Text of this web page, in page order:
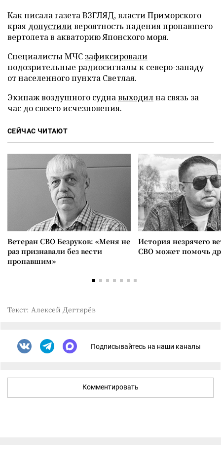
Как писала газета ВЗГЛЯД, власти Приморского
края допустиливероятность падения пропавшего
вертолета в акваторию Японского моря.
Специалисты МЧС зафиксировали
подозрительные радиосигналы к северо-западу
от населенного пункта Светлая.
Экипаж воздушного суднавыходилна связь за
час до своего исчезновения.
СЕЙЧАС ЧИТАЮТ
Ветеран СВО Безруков: «Меня не
раз признавали без вести
пропавшим»
История незрячего
СВО может помочь
Текст: Алексей Дегтярёв
Подписывайтесь на наши каналы
Комментировать